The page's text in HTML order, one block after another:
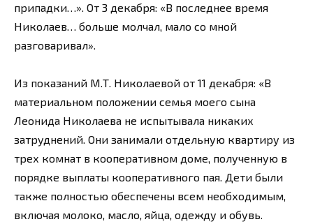
припадки…». От 3 декабря: «В последнее время
Николаев… больше молчал, мало со мной
разговаривал».
Из показаний М.Т. Николаевой от 11 декабря: «В
материальном положении семья моего сына
Леонида Николаева не испытывала никаких
затруднений. Они занимали отдельную квартиру из
трех комнат в кооперативном доме, полученную в
порядке выплаты кооперативного пая. Дети были
также полностью обеспечены всем необходимым,
включая молоко, масло, яйца, одежду и обувь.